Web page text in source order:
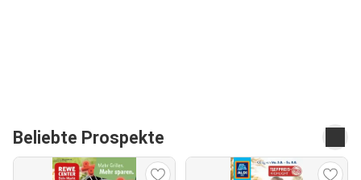
Beliebte Prospekte